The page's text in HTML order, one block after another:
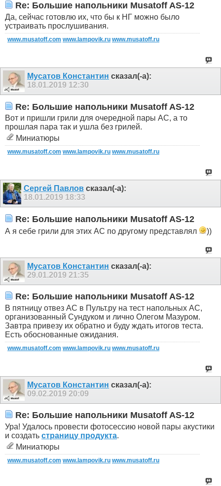
Re: Большие напольники Musatoff AS-12
Да, сейчас готовлю их, что бы к НГ можно было
устраивать прослушивания.
www.musatoff.com www.lampovik.ru www.musatoff.ru
Мусатов Константин сказал(-а):
18.01.2019 12:30
Re: Большие напольники Musatoff AS-12
Вот и пришли грили для очередной пары АС, а то
прошлая пара так и ушла без грилей.
Миниатюры
www.musatoff.com www.lampovik.ru www.musatoff.ru
Сергей Павловсказал(-а):
18.01.2019 18:33
Re: Большие напольники Musatoff AS-12
А я себе грили для этих АС по другому представлял ))
Мусатов Константин сказал(-а):
29.01.2019 21:35
Re: Большие напольники Musatoff AS-12
В пятницу отвез АС в Пульт.ру на тест напольных АС,
организованный Сундуком и лично Олегом Мазуром.
Завтра привезу их обратно и буду ждать итогов теста.
Есть обоснованные ожидания.
www.musatoff.com www.lampovik.ru www.musatoff.ru
Мусатов Константин сказал(-а):
09.02.2019 20:09
Re: Большие напольники Musatoff AS-12
Ура! Удалось провести фотосессию новой пары акустики
и создать страницу продукта.
Миниатюры
www.musatoff.com www.lampovik.ru www.musatoff.ru